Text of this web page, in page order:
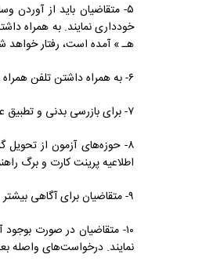
۵- متقاضیان باید از
خودداری نمایند. به همراه
هـ » آمده است، رفتار خواهد
۶- به همراه داشتن تلفن همراه حتی بصورت خاموش در جلسه آزمون موجب محرومیت از گزینش در آزمون خواهد شد.
۷- برای بازرسی بدنی و تطبیق عکس با فرد متولی همکاری لازم را بعمل آورید.
۸- حوزه‌های آزمون از
اطلاعیه پرینت کارت و برگ
۹- متقاضیان برای آگاهی بیشتر از ضوابط آزمون از برگ راهنمای شرکت در آزمون که بر روی درگاه اطلاع رسانی این سازمان قرار دارد پرینت تهیه و نسبت به مطالعه دقیق آن اقدام نمایند.
۱۰- متقاضیان در صورت بوجود آمدن هرگونه مشکل در فرآیند برگزاری برای آنها لازم است، حداکثر تا تاریخ ۱۴۰۴/۰۹/۲۷از طریق سیستم پاسخ‌گویی اینترنتی
نمایند. درخواست‌های واصله